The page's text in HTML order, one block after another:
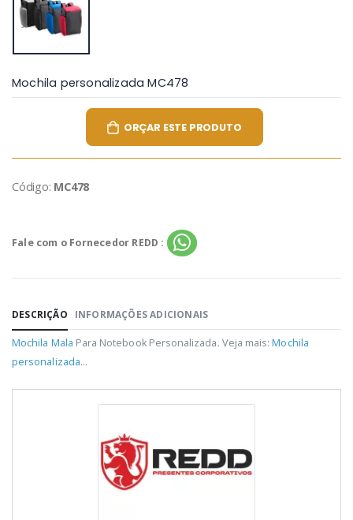
Mochila personalizada MC478
ORÇAR ESTE PRODUTO
Código: MC478
Fale com o Fornecedor REDD :
DESCRIÇÃO INFORMAÇÕES ADICIONAIS
Mochila Mala Para Notebook Personalizada. Veja mais:Mochila
personalizada...